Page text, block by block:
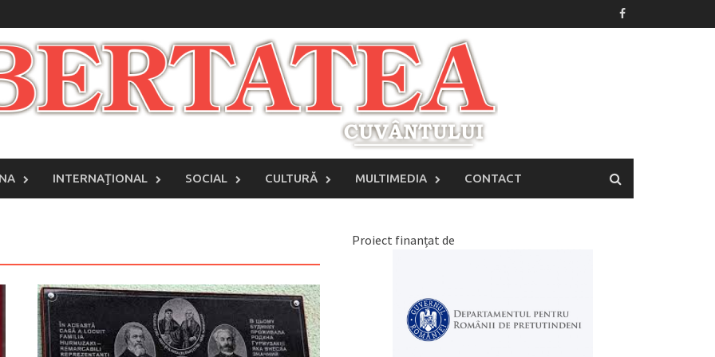
INTERNAŢIONAL SOCIAL CULTURĂ MULTIMEDIA CONTACT
Proiect finanțat de